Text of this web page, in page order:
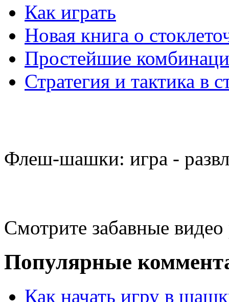
Как играть
Новая книга о
Простейшие
Стратегия и тактика в
Флеш-шашки: игра -
Смотрите забавные
Популярные
Как начать игру в